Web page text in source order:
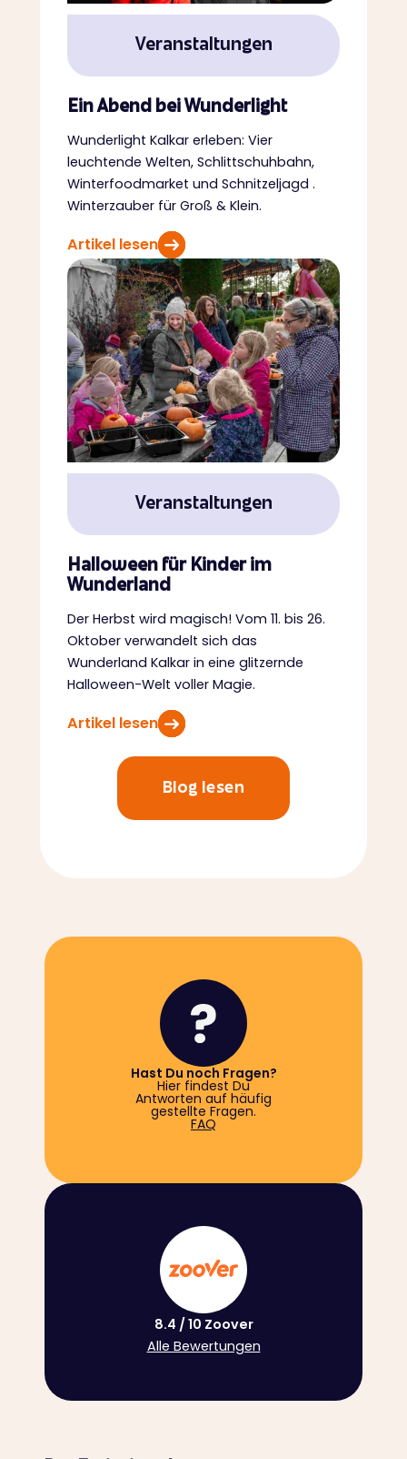
Veranstaltungen
Ein Abend bei Wunderlight
Wunderlight Kalkar erleben: Vier
leuchtende Welten, Schlittschuhbahn,
Winterfoodmarket und Schnitzeljagd .
Winterzauber für Groß & Klein.
Artikel lesen
Veranstaltungen
Halloween für Kinder im
Wunderland
Der Herbst wird magisch! Vom 11. bis 26.
Oktober verwandelt sich das
Wunderland Kalkar in eine glitzernde
Halloween-Welt voller Magie.
Artikel lesen
Blog lesen
Hast Du noch Fragen?
Hier findest Du
Antworten auf häufig
gestellte Fragen.
FAQ
8.4 / 10 Zoover
Alle Bewertungen